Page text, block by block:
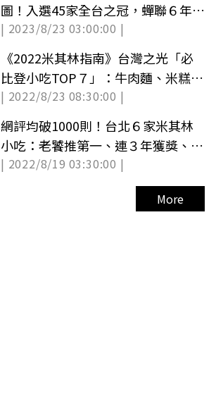
圖！入選45家全台之冠，蟬聯６年
「10名店」曝
| 2023/8/23 03:00:00 |
《2022米其林指南》台灣之光「必
比登小吃TOP７」：牛肉麵、米糕、
爆汁湯包
| 2022/8/23 08:30:00 |
網評均破1000則！台北６家米其林
小吃：老饕推第一、連３年獲獎、台
北必吃早餐
| 2022/8/19 03:30:00 |
More